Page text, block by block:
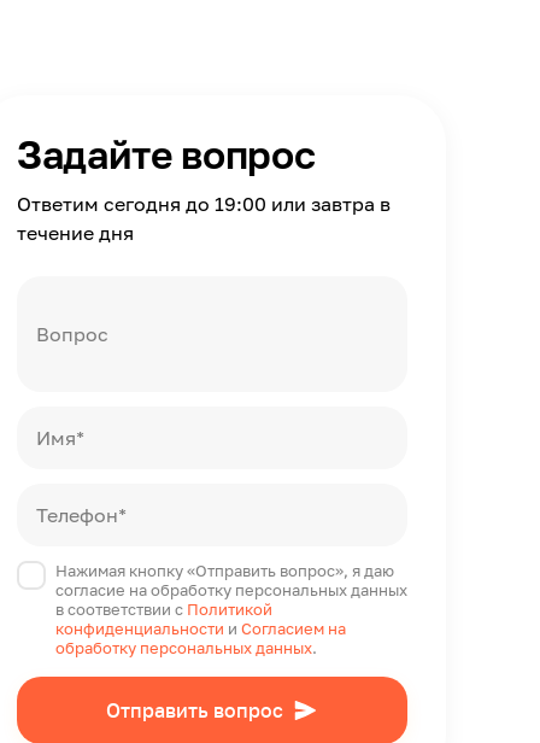
Задайте вопрос
Ответим сегодня до 19:00 или завтра в
течение дня
Вопрос
Имя*
Телефон*
Нажимая кнопку «Отправить вопрос», я даю
согласие на обработку персональных данных
в соответствии с Политикой
конфиденциальности и Согласием на
обработку персональных данных.
Отправить вопрос